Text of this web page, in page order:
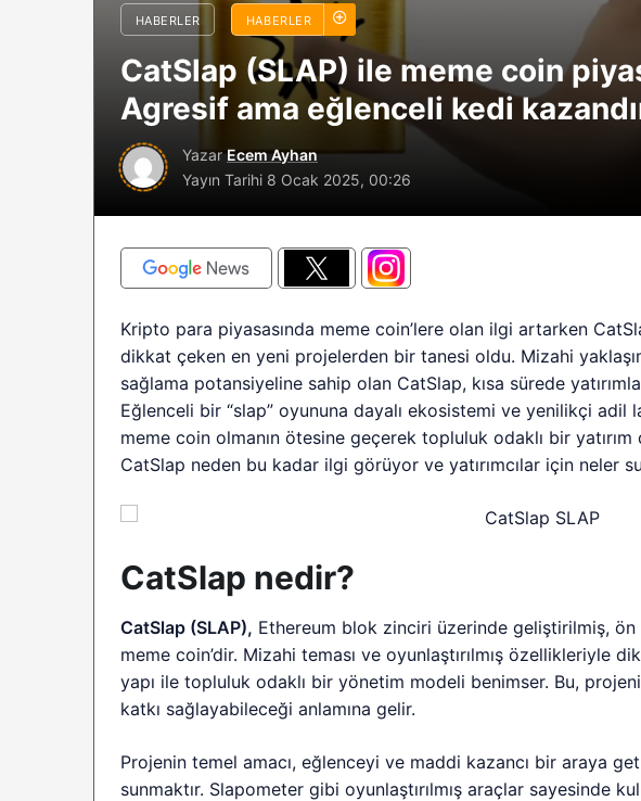
HABERLER HABERLER
CatSlap (SLAP) ile meme coin
Agresif ama eğlenceli kedi
YazarEcem Ayhan
Yayın Tarihi 8 Ocak 2025, 00:26
Kripto para piyasasında meme coin’lere olan ilgi artarken
dikkat çeken en yeni projelerden bir tanesi oldu. Mizahi
sağlama potansiyeline sahip olan CatSlap, kısa sürede
Eğlenceli bir “slap” oyununa dayalı ekosistemi ve yenilikçi adil
meme coin olmanın ötesine geçerek topluluk odaklı bir
CatSlap neden bu kadar ilgi görüyor ve yatırımcılar için neler
CatSlap nedir?
CatSlap (SLAP), Ethereum blok zinciri üzerinde geliştirilmiş,
meme coin’dir. Mizahi teması ve oyunlaştırılmış özellikleriyle
yapı ile topluluk odaklı bir yönetim modeli benimser. Bu,
katkı sağlayabileceği anlamına gelir.
Projenin temel amacı, eğlenceyi ve maddi kazancı bir araya
sunmaktır. Slapometer gibi oyunlaştırılmış araçlar sayesinde
sürüyor: Analistlere göre
2026 BTC çöküşü neden
sınırlı kalabilir?